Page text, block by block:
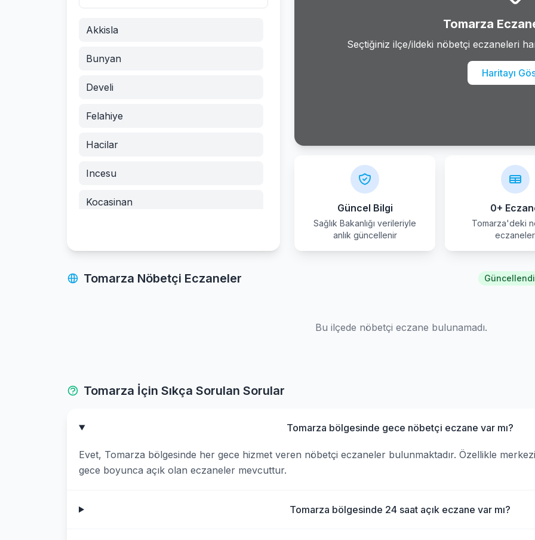
Akkisla
Bunyan
Develi
Felahiye
Hacilar
Incesu
Kocasinan
Yesilhisar
Tomarza
Seçtiğiniz ilçe/ildeki nöbetçi eczaneleri
Haritayı
Güncel Bilgi
Sağlık Bakanlığı verileriyle
anlık güncellenir
0+
Tomarza'deki
eczaneler
Tomarza Nöbetçi Eczaneler
Bu ilçede nöbetçi eczane bulunamadı.
Tomarza İçin Sıkça Sorulan Sorular
Tomarza bölgesinde gece nöbetçi eczane var mı?
Evet, Tomarza bölgesinde her gece hizmet veren nöbetçi eczaneler bulunmaktadır. Özellikle
gece boyunca açık olan eczaneler mevcuttur.
Tomarza bölgesinde 24 saat açık eczane var mı?